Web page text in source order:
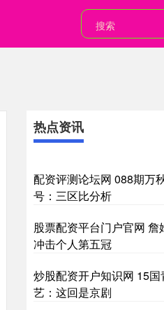
热点资讯
配资评测论坛网 088期万
号：三区比分析
股票配资平台门户官网 詹
冲击个人第五冠
炒股配资开户知识网 15
艺：这回是京剧